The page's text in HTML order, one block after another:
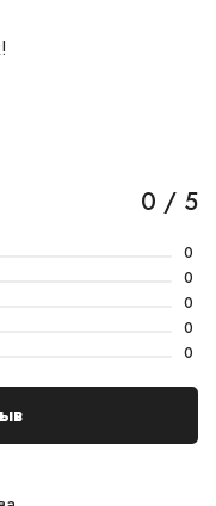
0 / 5
0
0
0
0
0